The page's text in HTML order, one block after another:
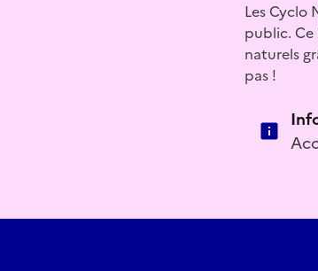
Les Cyclo
public.
naturels
pas !